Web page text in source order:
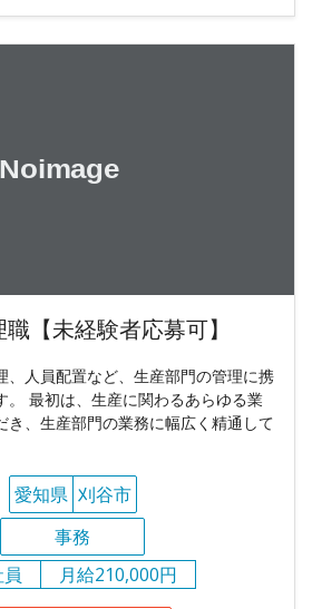
【未経験者応募可】
、人員配置など、生産部門の管理に携
。 最初は、生産に関わるあらゆる業
き、生産部門の業務に幅広く精通して
愛知県 刈谷市
事務
月給210,000円